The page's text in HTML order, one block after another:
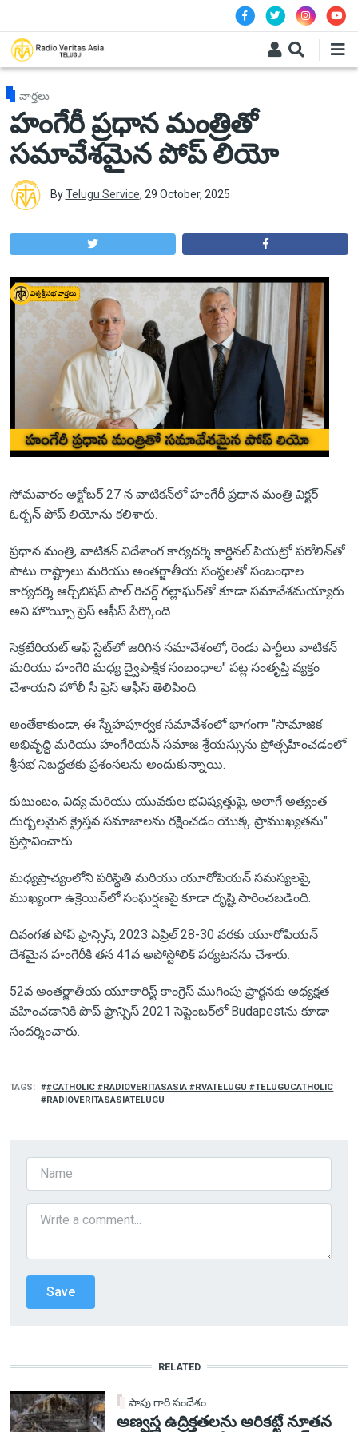
వార్తలు
హంగేరీ ప్రధాన మంత్రితో
సమావేశమైన పోప్ లియో
ByTelugu Service, 29 October, 2025
సోమవారం అక్టోబర్ 27 న వాటికన్‌లో హంగేరీ ప్రధాన మంత్రి విక్టర్
ఓర్బన్‌ పోప్ లియోను కలిశారు.
ప్రధాన మంత్రి, వాటికన్ విదేశాంగ కార్యదర్శి కార్డినల్ పియట్రో పరోలిన్‌తో
పాటు రాష్ట్రాలు మరియు అంతర్జాతీయ సంస్థలతో సంబంధాల
కార్యదర్శి ఆర్చ్‌బిషప్ పాల్ రిచర్డ్ గల్లాఘర్‌తో కూడా సమావేశమయ్యారు
అని హొయ్సీ ప్రెస్ ఆఫీస్ పేర్కొంది
సెక్రటేరియట్ ఆఫ్ స్టేట్‌లో జరిగిన సమావేశంలో, రెండు పార్టీలు వాటికన్
మరియు హంగేరి మధ్య ద్వైపాక్షిక సంబంధాల" పట్ల సంతృప్తి వ్యక్తం
చేశాయని హోలీ సీ ప్రెస్ ఆఫీస్ తెలిపింది.
అంతేకాకుండా, ఈ స్నేహపూర్వక సమావేశంలో భాగంగా "సామాజిక
అభివృద్ధి మరియు హంగేరియన్ సమాజ శ్రేయస్సును ప్రోత్సహించడంలో
శ్రీసభ నిబద్ధతకు ప్రశంసలను అందుకున్నాయి.
కుటుంబం, విద్య మరియు యువకుల భవిష్యత్తుపై, అలాగే అత్యంత
దుర్బలమైన క్రైస్తవ సమాజాలను రక్షించడం యొక్క ప్రాముఖ్యతను"
ప్రస్తావించారు.
మధ్యప్రాచ్యంలోని పరిస్థితి మరియు యూరోపియన్ సమస్యలపై,
ముఖ్యంగా ఉక్రెయిన్‌లో సంఘర్షణపై కూడా దృష్టి సారించబడింది.
దివంగత పోప్ ఫ్రాన్సిస్, 2023 ఏప్రిల్ 28-30 వరకు యూరోపియన్
దేశమైన హంగేరీకి తన 41వ అపోస్టోలిక్ పర్యటనను చేశారు.
52వ అంతర్జాతీయ యూకారిస్ట్ కాంగ్రెస్ ముగింపు ప్రార్థనకు అధ్యక్షత
వహించడానికి పొప్ ఫ్రాన్సిస్ 2021 సెప్టెంబర్‌లో Budapestను కూడా
సందర్శించారు.
TAGS
#CATHOLIC #RADIOVERITASASIA #RVATELUGU #TELUGUCATHOLIC
#RADIOVERITASASIATELUGU
RELATED
పాపు గారి సందేశం
అణ్వస్త్ర ఉద్రిక్తతలను అరికట్టే నూతన